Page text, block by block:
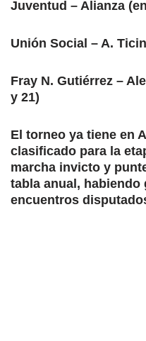
Juventud – Alianza
Unión Social – A.
Fray N. Gutiérrez –
y 21)
El torneo ya tiene en
clasificado para la
marcha invicto y
tabla anual, habiendo
encuentros